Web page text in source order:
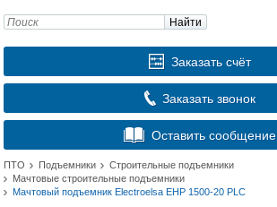
Найти
Заказать счёт
Заказать звонок
Оставить сообщение
ПТО Подъемники
Строительные подъемники
Мачтовые строительные подъемники
Мачтовый подъемник Electroelsa EHP 1500-20 PLC